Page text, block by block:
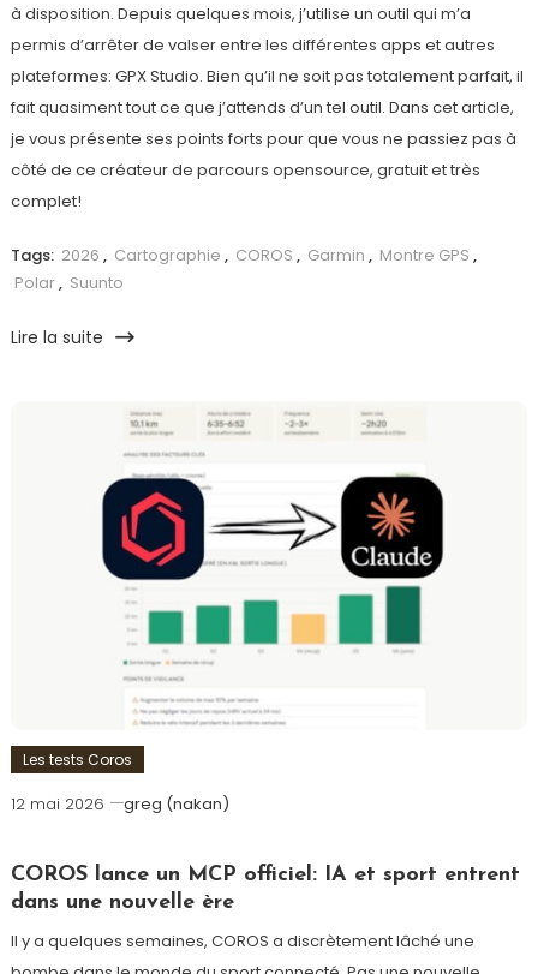
à disposition. Depuis quelques mois, j’utilise un outil qui m’a
permis d’arrêter de valser entre les différentes apps et autres
plateformes: GPX Studio. Bien qu’il ne soit pas totalement parfait, il
fait quasiment tout ce que j’attends d’un tel outil. Dans cet article,
je vous présente ses points forts pour que vous ne passiez pas à
côté de ce créateur de parcours opensource, gratuit et très
complet!
Tags: 2026 , Cartographie , COROS , Garmin , Montre GPS ,
Polar, Suunto
Lire la suite
Les tests Coros
12 mai 2026 greg (nakan)
COROS lance un MCP officiel: IA et sport entrent
dans une nouvelle ère
Il y a quelques semaines, COROS a discrètement lâché une